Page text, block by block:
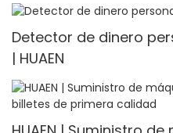
Detector de dinero
| HUAEN